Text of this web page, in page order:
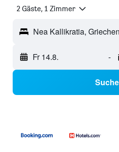
2 Gäste, 1 Zimmer
Nea Kallikratia,
Fr 14.8. -